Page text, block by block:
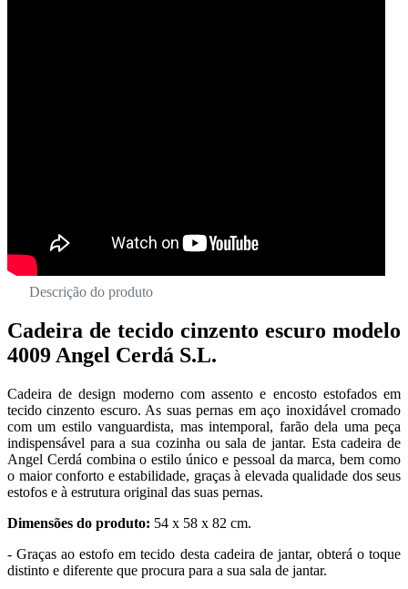
Descrição do produto
Cadeira de tecido cinzento escuro modelo
4009 Angel Cerdá S.L.
Cadeira de design moderno com assento e encosto estofados em
tecido cinzento escuro. As suas pernas em aço inoxidável cromado
com um estilo vanguardista, mas intemporal, farão dela uma peça
indispensável para a sua cozinha ou sala de jantar. Esta cadeira de
Angel Cerdá combina o estilo único e pessoal da marca, bem como
o maior conforto e estabilidade, graças à elevada qualidade dos seus
estofos e à estrutura original das suas pernas.
Dimensões do produto: 54 x 58 x 82 cm.
- Graças ao estofo em tecido desta cadeira de jantar, obterá o toque
distinto e diferente que procura para a sua sala de jantar.